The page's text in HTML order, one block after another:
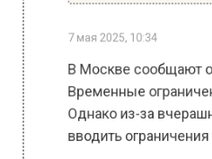
Временные
Однако из-за
вводить ограничения